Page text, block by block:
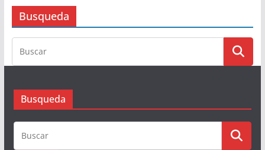
Busqueda
Busqueda